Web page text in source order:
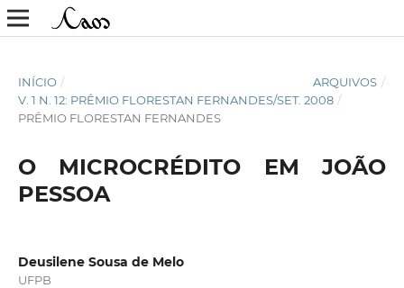
INÍCIO / ARQUIVOS /
V. 1 N. 12: PRÊMIO FLORESTAN FERNANDES/SET. 2008 /
PRÊMIO FLORESTAN FERNANDES
O MICROCRÉDITO EM JOÃO
PESSOA
Deusilene Sousa de Melo
UFPB